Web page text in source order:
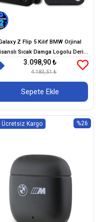
Z Flip 5 Kılıf BMW Orjinal
Sıcak Damga Logolu Deri
Kapak
3.098,90 ₺
4.183,51 ₺
Sepete Ekle
%26
Ücretsiz Kargo